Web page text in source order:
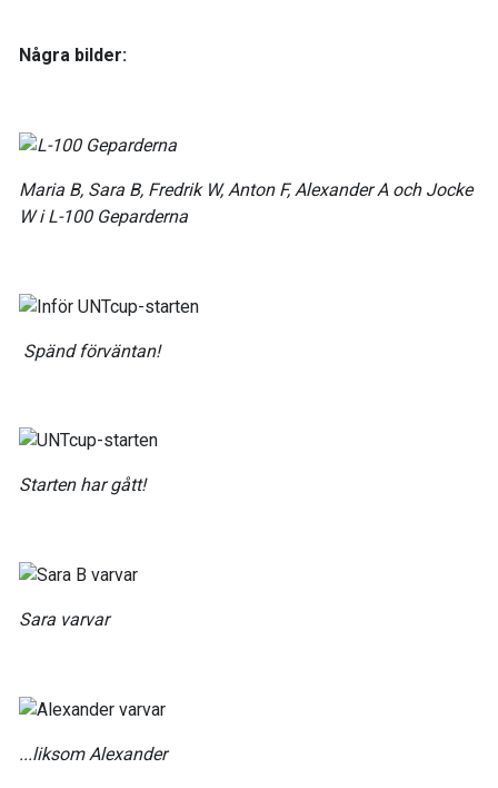
Några bilder:
Maria B, Sara B, Fredrik W, Anton F, Alexander A och Jocke
W i L-100 Geparderna
Spänd förväntan!
Starten har gått!
Sara varvar
...liksom Alexander